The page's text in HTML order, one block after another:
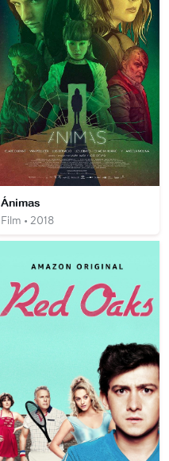
Ánimas
Film • 2018